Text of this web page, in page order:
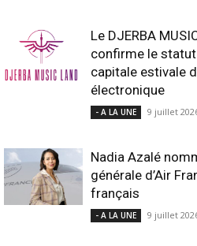
Le DJERBA
confirme le
capitale estivale
électronique
- A LA UNE 9 juillet
Nadia Azalé
générale d’Air
français
- A LA UNE 9 juillet